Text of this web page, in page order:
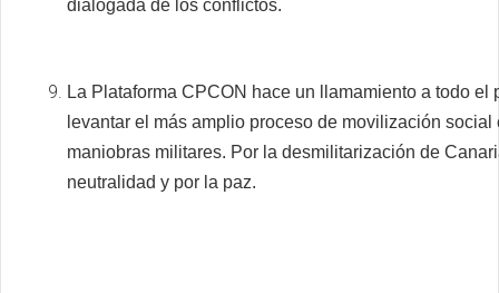
dialogada de los conflictos.
La Plataforma CPCON hace un llamamiento a todo el
levantar el más amplio proceso de movilización social
maniobras militares. Por la desmilitarización de
neutralidad y por la paz.